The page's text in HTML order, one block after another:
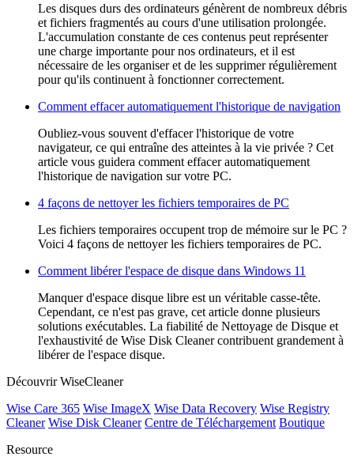
Les disques durs des ordinateurs génèrent de nombreux débris
et fichiers fragmentés au cours d'une utilisation prolongée.
L'accumulation constante de ces contenus peut représenter
une charge importante pour nos ordinateurs, et il est
nécessaire de les organiser et de les supprimer régulièrement
pour qu'ils continuent à fonctionner correctement.
Comment effacer automatiquement l'historique de navigation
Oubliez-vous souvent d'effacer l'historique de votre
navigateur, ce qui entraîne des atteintes à la vie privée ? Cet
article vous guidera comment effacer automatiquement
l'historique de navigation sur votre PC.
4 façons de nettoyer les fichiers temporaires de PC
Les fichiers temporaires occupent trop de mémoire sur le PC ?
Voici 4 façons de nettoyer les fichiers temporaires de PC.
Comment libérer l'espace de disque dans Windows 11
Manquer d'espace disque libre est un véritable casse-tête.
Cependant, ce n'est pas grave, cet article donne plusieurs
solutions exécutables. La fiabilité de Nettoyage de Disque et
l'exhaustivité de Wise Disk Cleaner contribuent grandement à
libérer de l'espace disque.
Découvrir WiseCleaner
Wise Care 365 Wise ImageX Wise Data Recovery Wise Registry
Cleaner Wise Disk Cleaner Centre de Téléchargement Boutique
Resource